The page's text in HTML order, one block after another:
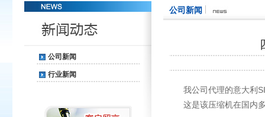
公司新闻
行业新闻
公司新闻
我公司代理的意大利
这是该压缩机在国内